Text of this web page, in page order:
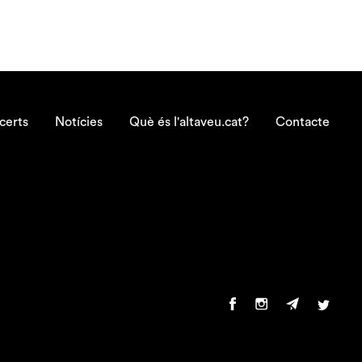
Notícies Què és l'altaveu.cat? Contacte